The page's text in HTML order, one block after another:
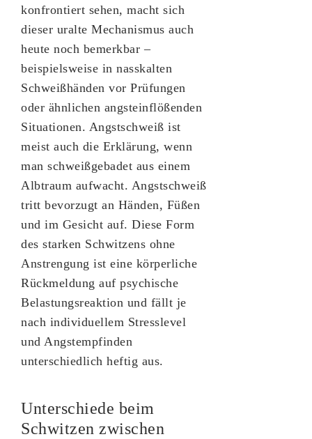
konfrontiert sehen, macht sich
dieser uralte Mechanismus auch
heute noch bemerkbar –
beispielsweise in nasskalten
Schweißhänden vor Prüfungen
oder ähnlichen angsteinflößenden
Situationen. Angstschweiß ist
meist auch die Erklärung, wenn
man schweißgebadet aus einem
Albtraum aufwacht. Angstschweiß
tritt bevorzugt an Händen, Füßen
und im Gesicht auf. Diese Form
des starken Schwitzens ohne
Anstrengung ist eine körperliche
Rückmeldung auf psychische
Belastungsreaktion und fällt je
nach individuellem Stresslevel
und Angstempfinden
unterschiedlich heftig aus.
Unterschiede beim
Schwitzen zwischen